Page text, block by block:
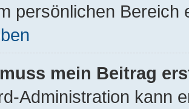
persönlichen Bereich
mein Beitrag
Administration kann